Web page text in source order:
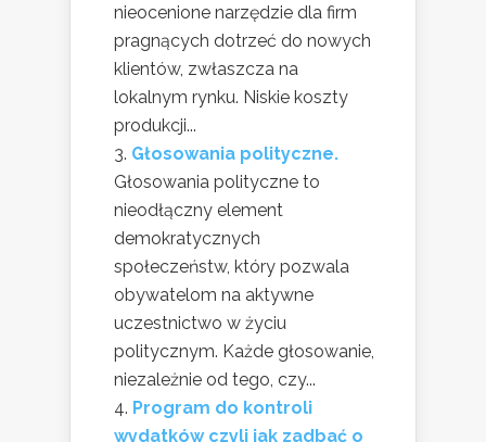
nieocenione narzędzie dla firm
pragnących dotrzeć do nowych
klientów, zwłaszcza na
lokalnym rynku. Niskie koszty
produkcji...
Głosowania polityczne.
Głosowania polityczne to
nieodłączny element
demokratycznych
społeczeństw, który pozwala
obywatelom na aktywne
uczestnictwo w życiu
politycznym. Każde głosowanie,
niezależnie od tego, czy...
Program do kontroli
wydatków czyli jak zadbać o